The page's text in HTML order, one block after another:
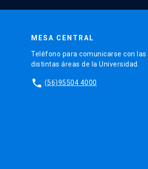
MESA CENTRAL
Teléfono para comunicarse con las
distintas áreas de la Universidad.
phone (56)95504 4000